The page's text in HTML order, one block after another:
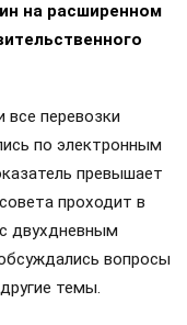
на расширенном
все перевозки
по электронным
превышает
проходит в
двухдневным
вопросы
темы.